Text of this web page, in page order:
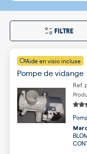
FILTRE
Aide en visio incluse
Pompe de vidange
Ref.